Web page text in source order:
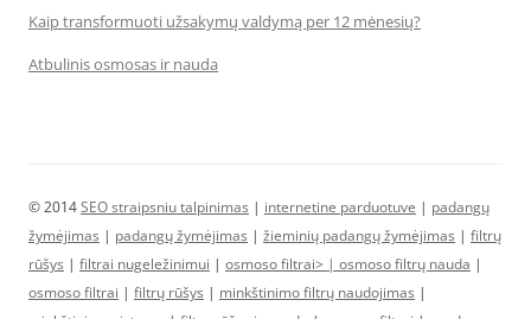
Kaip transformuoti užsakymų valdymą per 12 mėnesių?
Atbulinis osmosas ir nauda
© 2014SEO straipsniu talpinimas | internetine parduotuve | padangų
žymėjimas | padangų žymėjimas | žieminių padangų žymėjimas | filtrų
rūšys | filtrai nugeležinimui | osmoso filtrai> | osmoso filtrų nauda |
osmoso filtrai | filtrų rūšys | minkštinimo filtrų naudojimas |